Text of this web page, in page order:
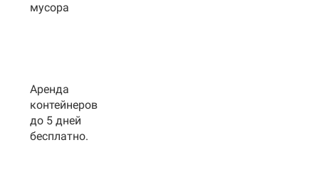
мусора
Аренда
контейнеров
до 5 дней
бесплатно.